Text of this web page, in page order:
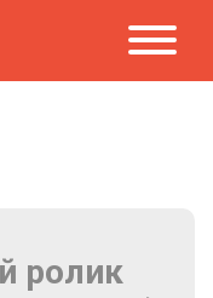
ролик